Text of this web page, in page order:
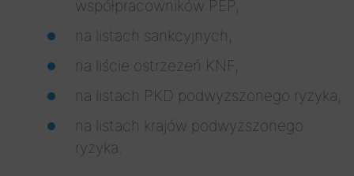
współpracowników PEP,
na listach sankcyjnych,
na liście ostrzeżeń KNF,
na listach PKD podwyższonego ryzyka,
na listach krajów podwyższonego
ryzyka.